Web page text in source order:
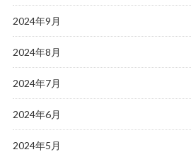
2024年9月
2024年8月
2024年7月
2024年6月
2024年5月